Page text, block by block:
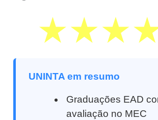
UNINTA em resumo
Graduações EAD
avaliação no MEC